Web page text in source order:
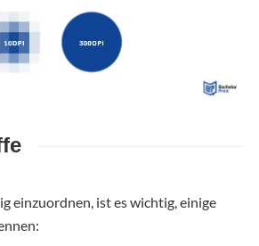
einzuordnen, ist es wichtig, einige